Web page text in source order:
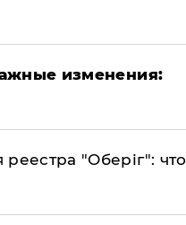
изменения:
"Оберіг": что